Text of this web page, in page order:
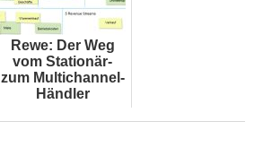
Rewe: Der Weg
vom Stationär-
zum Multichannel-
Händler